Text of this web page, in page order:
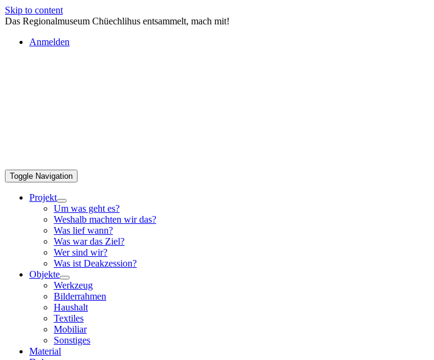
Skip to content
Das Regionalmuseum Chüechlihus entsammelt, mach mit!
Anmelden
Toggle Navigation
Projekt
Um was geht es?
Weshalb machten wir das?
Was lief wann?
Was war das Ziel?
Wer sind wir?
Was ist Deakzession?
Objekte
Werkzeug
Bilderrahmen
Haushalt
Textiles
Mobiliar
Sonstiges
Material